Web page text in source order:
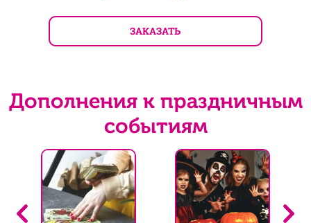
ЗАКАЗАТЬ
Дополнения к праздничным
событиям